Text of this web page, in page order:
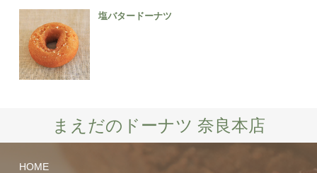
塩バタードーナツ
まえだのドーナツ 奈良本店
HOME